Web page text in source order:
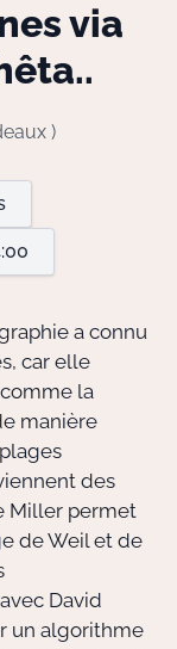
Valorisation
Doctorant·e·s
Bibliothèque
Informatique
via
)
a connu
car elle
la
manière
des
Miller permet
de Weil et de
David
un algorithme